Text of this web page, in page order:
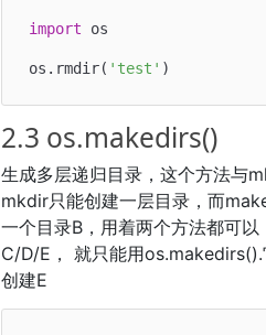
import os
os.rmdir( 'test'
2.3 os.makedirs()
生成多层递归目录，这个方法与
mkdir只能创建一层目录，而
一个目录B，用着两个方法都可
C/D/E， 就只能用
创建E